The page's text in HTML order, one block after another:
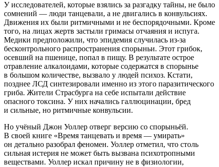
У исследователей, которые взялись за разгадку тайны, не было
сомнений — люди танцевали, а не двигались в конвульсиях.
Движения их были ритмичными и не беспорядочными. Кроме
того, на лицах жертв застыли гримасы отчаяния и испуга.
Медики предположили, что эпидемия случилась из-за
бесконтрольного распространения спорыньи. Этот грибок,
осевший на пшенице, попал в пищу. В результате острое
отравление алкалоидами, которые содержатся в спорынье
в большом количестве, вызвало у людей психоз. Кстати,
позднее ЛСД синтезировали именно из этого паразитического
гриба. Жители Страсбурга на себе испытали действие
опасного токсина. У них начались галлюцинации, бред
и сильные, но ритмичные конвульсии.
Но учёный Джон Уоллер отверг версию со спорыньёй.
В своей книге «Время танцевать и время — умирать»
он детально разобрал феномен. Уоллер отметил, что столь
сильная истерия не может быть вызвана психотропными
веществами. Уоллер искал причину не в физиологии,